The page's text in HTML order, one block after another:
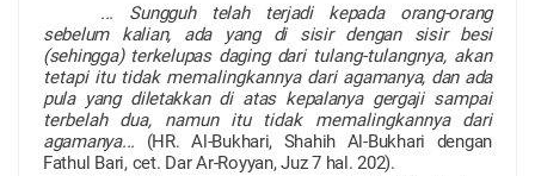
... Sungguh telah terjadi kepada orang-orang
sebelum kalian, ada yang di sisir dengan sisir besi
(sehingga) terkelupas daging dari tulang-tulangnya, akan
tetapi itu tidak memalingkannya dari agamanya, dan ada
pula yang diletakkan di atas kepalanya gergaji sampai
terbelah dua, namun itu tidak memalingkannya dari
agamanya... (HR. Al-Bukhari, Shahih Al-Bukhari dengan
Fathul Bari, cet. Dar Ar-Royyan, Juz 7 hal. 202).